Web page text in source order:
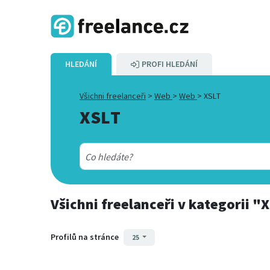
HLEDÁNÍ PROFI HLEDÁNÍ
Všichni freelanceři > Web > Web > XSLT
XSLT
Všichni freelanceřiv kategorii
Profilů na stránce 25